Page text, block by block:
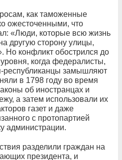
как таможенные
ожесточенными, что
«Люди, которые всю жизнь
другую сторону улицы,
Но конфликт обострился до
когда федералисты,
республиканцы замышляют
в 1798 году во время
об иностранцах и
а затем использовали их
газет и даже
с протопартией
администрации.
разделили граждан на
президента, и